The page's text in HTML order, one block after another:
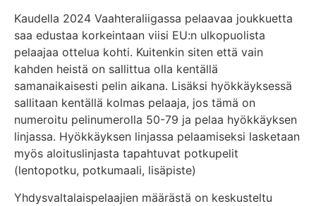
Kaudella 2024 Vaahteraliigassa pelaavaa joukkuetta
saa edustaa korkeintaan viisi EU:n ulkopuolista
pelaajaa ottelua kohti. Kuitenkin siten että vain
kahden heistä on sallittua olla kentällä
samanaikaisesti pelin aikana. Lisäksi hyökkäyksessä
sallitaan kentällä kolmas pelaaja, jos tämä on
numeroitu pelinumerolla 50-79 ja pelaa hyökkäyksen
linjassa. Hyökkäyksen linjassa pelaamiseksi lasketaan
myös aloituslinjasta tapahtuvat potkupelit
(lentopotku, potkumaali, lisäpiste)
Yhdysvaltalaispelaajien määrästä on keskusteltu